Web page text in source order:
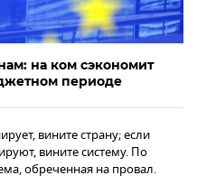
на ком сэкономит
периоде
вините страну; если
вините систему. По
обреченная на провал.